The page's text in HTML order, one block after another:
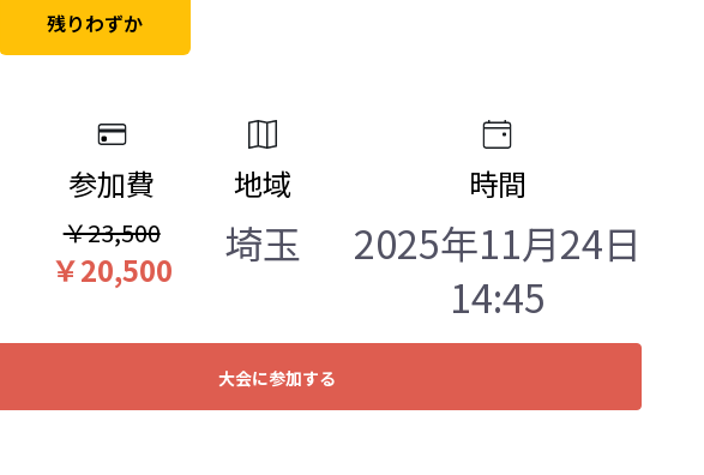
残りわずか
参加費
￥23,500
￥20,500
地域
埼玉
時間
2025年11月24日
14:45
大会に参加する